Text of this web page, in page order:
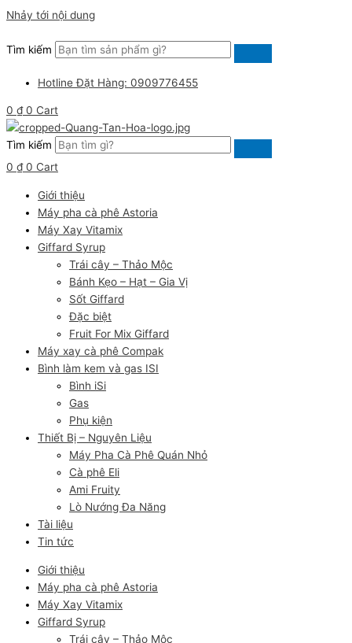
Nhảy tới nội dung
Tìm kiếm
Hotline Đặt Hàng: 0909776455
0 ₫ 0 Cart
Tìm kiếm
0 ₫ 0 Cart
Giới thiệu
Máy pha cà phê Astoria
Máy Xay Vitamix
Giffard Syrup
Trái cây – Thảo Mộc
Bánh Kẹo – Hạt – Gia Vị
Sốt Giffard
Đặc biệt
Fruit For Mix Giffard
Máy xay cà phê Compak
Bình làm kem và gas ISI
Bình iSi
Gas
Phụ kiện
Thiết Bị – Nguyên Liệu
Máy Pha Cà Phê Quán Nhỏ
Cà phê Eli
Ami Fruity
Lò Nướng Đa Năng
Tài liệu
Tin tức
Giới thiệu
Máy pha cà phê Astoria
Máy Xay Vitamix
Giffard Syrup
Trái cây – Thảo Mộc